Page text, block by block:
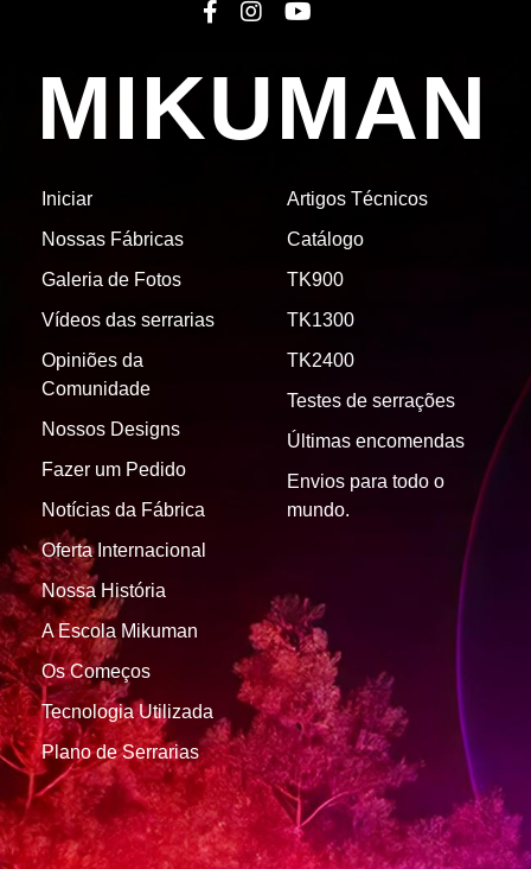
MIKUMAN
Iniciar
Nossas Fábricas
Galeria de Fotos
Vídeos das serrarias
Opiniões da
Comunidade
Nossos Designs
Fazer um Pedido
Notícias da Fábrica
Artigos Técnicos
Catálogo
TK900
TK1300
TK2400
Testes de serrações
Últimas encomendas
Envios para todo o
mundo.
Oferta Internacional
Nossa História
A Escola Mikuman
Os Começos
Tecnologia Utilizada
Plano de Serrarias